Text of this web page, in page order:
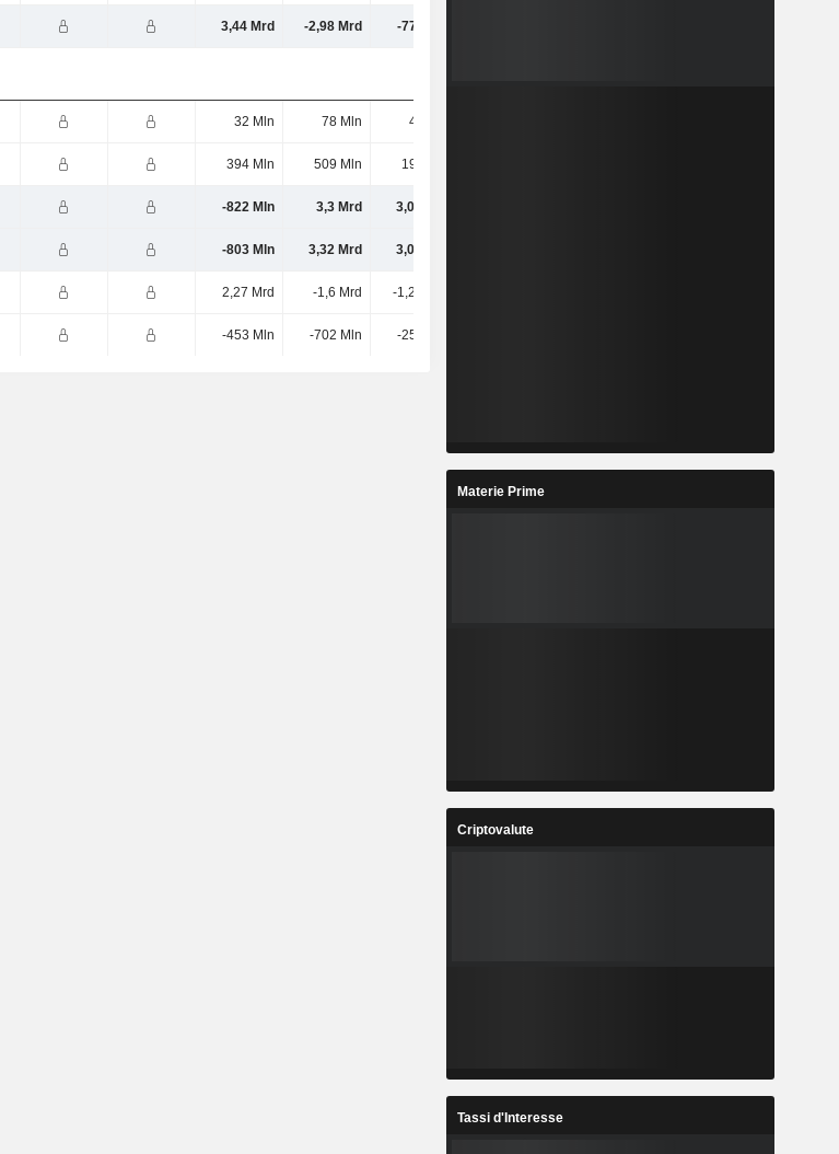
3,44 Mrd -2,98 Mrd -772 Mln
32 Mln 78 Mln 45 Mln
394 Mln 509 Mln 191 Mln
-822 Mln 3,3 Mrd 3,04 Mrd
-803 Mln 3,32 Mrd 3,06 Mrd
2,27 Mrd -1,6 Mrd -1,28 Mrd
-453 Mln -702 Mln -254 Mln
Materie Prime
Criptovalute
Tassi d'Interesse